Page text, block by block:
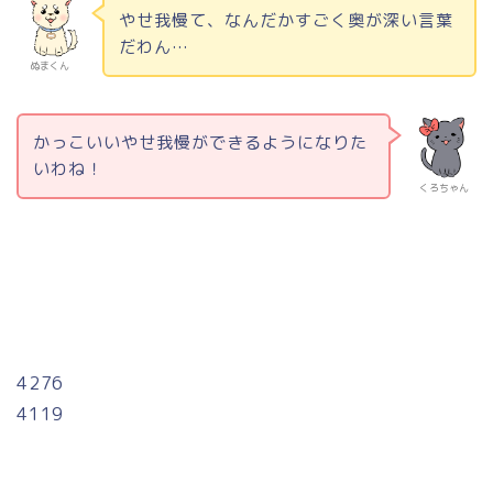
ぬまくん
やせ我慢て、なんだかすごく奥が深い言葉
だわん…
くろちゃん
かっこいいやせ我慢ができるようになりた
いわね！
4276
4119